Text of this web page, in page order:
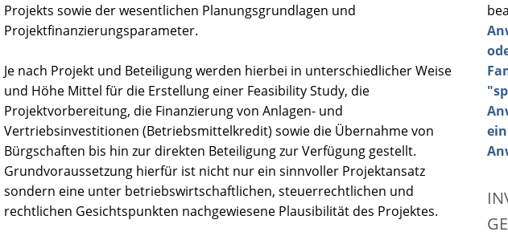
Projekts sowie der wesentlichen Planungsgrundlagen und
Projektfinanzierungsparameter.
Je nach Projekt und Beteiligung werden hierbei in unterschiedlicher Weise
und Höhe Mittel für die Erstellung einer Feasibility Study, die
Projektvorbereitung, die Finanzierung von Anlagen- und
Vertriebsinvestitionen (Betriebsmittelkredit) sowie die Übernahme von
Bürgschaften bis hin zur direkten Beteiligung zur Verfügung gestellt.
Grundvoraussetzung hierfür ist nicht nur ein sinnvoller Projektansatz
sondern eine unter betriebswirtschaftlichen, steuerrechtlichen und
rechtlichen Gesichtspunkten nachgewiesene Plausibilität des Projektes.